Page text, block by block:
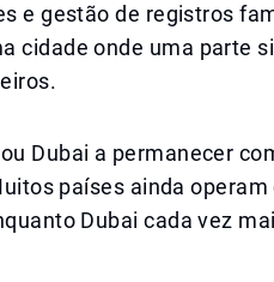
e gestão de registros
cidade onde uma parte
Dubai a permanecer
países ainda operam
Dubai cada vez